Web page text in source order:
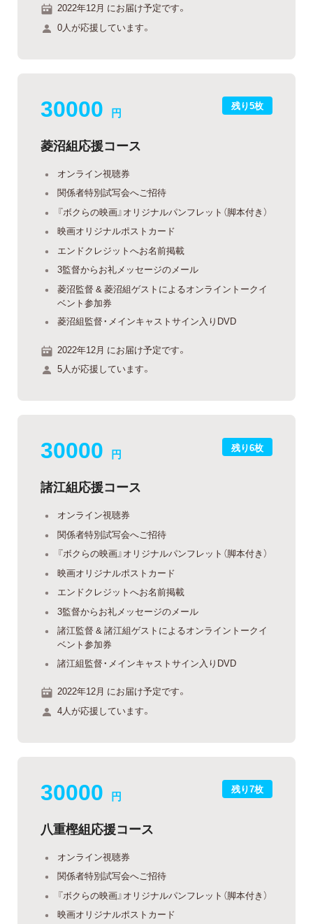
2022年12月 にお届け予定です。
0人が応援しています。
残り5枚
30000 円
菱沼組応援コース
オンライン視聴券
関係者特別試写会へご招待
『ボクらの映画』オリジナルパンフレット（脚本付き）
映画オリジナルポストカード
エンドクレジットへお名前掲載
3監督からお礼メッセージのメール
菱沼監督 & 菱沼組ゲストによるオンライントークイ
ベント参加券
菱沼組監督・メインキャストサイン入りDVD
2022年12月 にお届け予定です。
5人が応援しています。
残り6枚
30000 円
諸江組応援コース
オンライン視聴券
関係者特別試写会へご招待
『ボクらの映画』オリジナルパンフレット（脚本付き）
映画オリジナルポストカード
エンドクレジットへお名前掲載
3監督からお礼メッセージのメール
諸江監督 & 諸江組ゲストによるオンライントークイ
ベント参加券
諸江組監督・メインキャストサイン入りDVD
2022年12月 にお届け予定です。
4人が応援しています。
残り7枚
30000 円
八重樫組応援コース
オンライン視聴券
関係者特別試写会へご招待
『ボクらの映画』オリジナルパンフレット（脚本付き）
映画オリジナルポストカード